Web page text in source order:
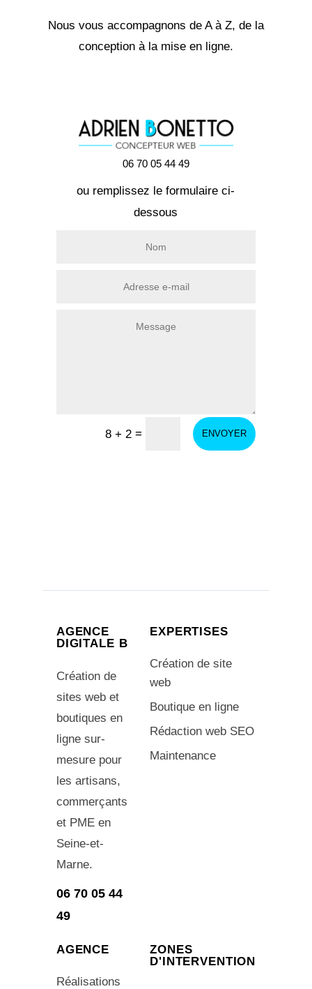
Nous vous accompagnons de A à Z, de la
conception à la mise en ligne.
06 70 05 44 49
ou remplissez le formulaire ci-
dessous
8 + 2 = ENVOYER
AGENCE
DIGITALE B
Création de
sites web et
boutiques en
ligne sur-
mesure pour
les artisans,
commerçants
et PME en
Seine-et-
Marne.
06 70 05 44
49
EXPERTISES
Création de site
web
Boutique en ligne
Rédaction web SEO
Maintenance
AGENCE
Réalisations
ZONES
D'INTERVENTION